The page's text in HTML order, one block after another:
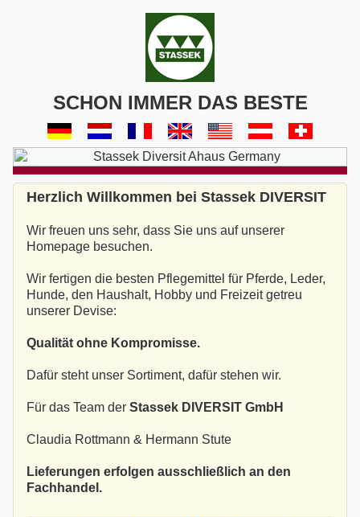
SCHON IMMER DAS BESTE
Herzlich Willkommen bei Stassek DIVERSIT
Wir freuen uns sehr, dass Sie uns auf unserer
Homepage besuchen.
Wir fertigen die besten Pflegemittel für Pferde, Leder,
Hunde, den Haushalt, Hobby und Freizeit getreu
unserer Devise:
Qualität ohne Kompromisse.
Dafür steht unser Sortiment, dafür stehen wir.
Für das Team der Stassek DIVERSIT GmbH
Claudia Rottmann & Hermann Stute
Lieferungen erfolgen ausschließlich an den
Fachhandel.